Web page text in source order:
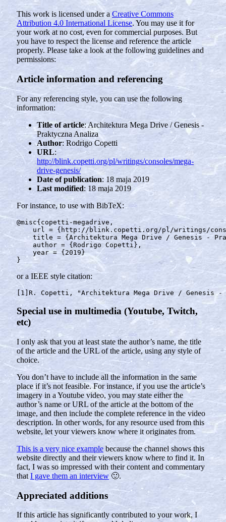
This work is licensed under a Creative Commons
Attribution 4.0 International License. You may use it for
your work at no cost, even for commercial purposes. But
you have to respect the license and reference the article
properly. Please take a look at the following guidelines and
permissions:
Article information and referencing
For any referencing style, you can use the following
information:
Title of article: Architektura Mega Drive / Genesis -
Praktyczna Analiza
Author: Rodrigo Copetti
URL:
http://blink.copetti.org/pl/writings/consoles/mega-
drive-genesis/
Date of publication: 18 maja 2019
Last modified: 18 maja 2019
For instance, to use with BibTeX:
@misc{copetti-megadrive ,
url
= {http://blink.copetti.org/pl/writings/
title = {Architektura Mega Drive / Genesis -
author = {Rodrigo Copetti} ,
year = {2019}
}
or a IEEE style citation:
Special use in multimedia (Youtube, Twitch,
etc)
I only ask that you at least state the author’s name, the title
of the article and the URL of the article, using any style of
choice.
You don’t have to include all the information in the same
place if it’s not feasible. For instance, if you use the article’s
imagery in a Youtube video, you may state either the
author’s name or URL of the article at the bottom of the
image, and then include the complete reference in the video
description. In other words, for any resource used from this
website, let your viewers know where it originates from.
This is a very nice example because the channel shows this
website directly and their viewers know where to find it. In
fact, I was so impressed with their content and commentary
that I gave them an interview🙂.
Appreciated additions
If this article has significantly contributed to your work, I